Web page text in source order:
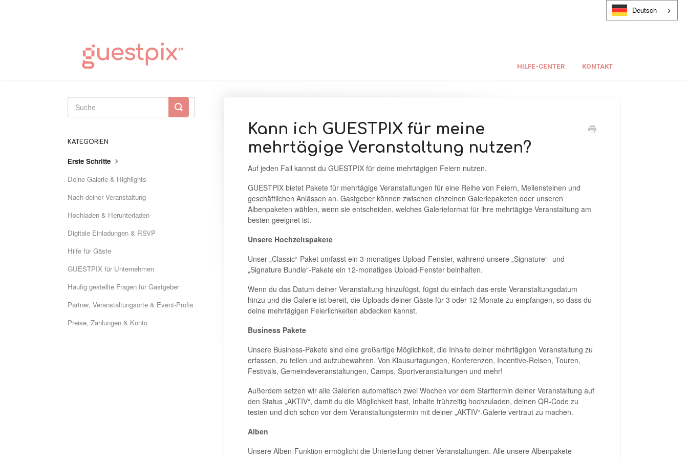
Deutsch
HILFE-CENTER KONTAKT
Kann ich GUESTPIX für meine
mehrtägige Veranstaltung nutzen?
Auf jeden Fall kannst du GUESTPIX für deine mehrtägigen Feiern nutzen.
GUESTPIX bietet Pakete für mehrtägige Veranstaltungen für eine Reihe von Feiern, Meilensteinen und
geschäftlichen Anlässen an. Gastgeber können zwischen einzelnen Galeriepaketen oder unseren
Albenpaketen wählen, wenn sie entscheiden, welches Galerieformat für ihre mehrtägige Veranstaltung am
besten geeignet ist.
Unsere Hochzeitspakete
Unser „Classic“-Paket umfasst ein 3-monatiges Upload-Fenster, während unsere „Signature“- und
„Signature Bundle“-Pakete ein 12-monatiges Upload-Fenster beinhalten.
Wenn du das Datum deiner Veranstaltung hinzufügst, fügst du einfach das erste Veranstaltungsdatum
hinzu und die Galerie ist bereit, die Uploads deiner Gäste für 3 oder 12 Monate zu empfangen, so dass du
deine mehrtägigen Feierlichkeiten abdecken kannst.
Business Pakete
Unsere Business-Pakete sind eine großartige Möglichkeit, die Inhalte deiner mehrtägigen Veranstaltung zu
erfassen, zu teilen und aufzubewahren. Von Klausurtagungen, Konferenzen, Incentive-Reisen, Touren,
Festivals, Gemeindeveranstaltungen, Camps, Sportveranstaltungen und mehr!
Außerdem setzen wir alle Galerien automatisch zwei Wochen vor dem Starttermin deiner Veranstaltung auf
den Status „AKTIV“, damit du die Möglichkeit hast, Inhalte frühzeitig hochzuladen, deinen QR-Code zu
testen und dich schon vor dem Veranstaltungstermin mit deiner „AKTIV“-Galerie vertraut zu machen.
Alben
Unsere Alben-Funktion ermöglicht die Unterteilung deiner Veranstaltungen. Alle unsere Albenpakete
Suche
umschalten
KATEGORIEN
Erste Schritte
Deine Galerie & Highlights
Nach deiner Veranstaltung
Hochladen & Herunterladen
Digitale Einladungen & RSVP
Hilfe für Gäste
GUESTPIX für Unternehmen
Häufig gestellte Fragen für Gastgeber
Partner, Veranstaltungsorte & Event-Profis
Preise, Zahlungen & Konto